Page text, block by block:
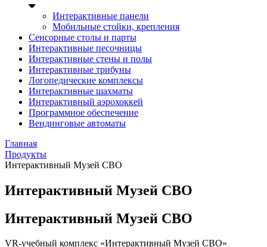
Интерактивные панели
Мобильные стойки, крепления
Сенсорные столы и парты
Интерактивные песочницы
Интерактивные стены и полы
Интерактивные трибуны
Логопедические комплексы
Интерактивные шахматы
Интерактивный аэрохоккей
Программное обеспечение
Вендинговые автоматы
Главная
Продукты
Интерактивный Музей СВО
Интерактивный Музей СВО
Интерактивный Музей СВО
VR-учебный комплекс «Интерактивный Музей СВО»